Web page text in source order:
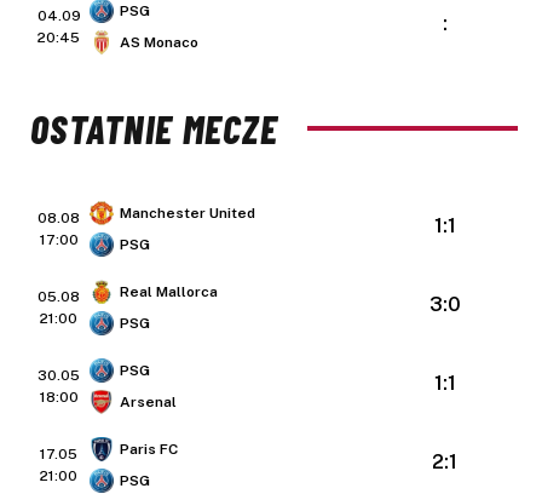
04.09
20:45
PSG
AS Monaco
:
OSTATNIE MECZE
08.08
17:00
Manchester United
PSG
1:1
05.08
21:00
Real Mallorca
PSG
3:0
30.05
18:00
PSG
Arsenal
1:1
17.05
21:00
Paris FC
PSG
2:1